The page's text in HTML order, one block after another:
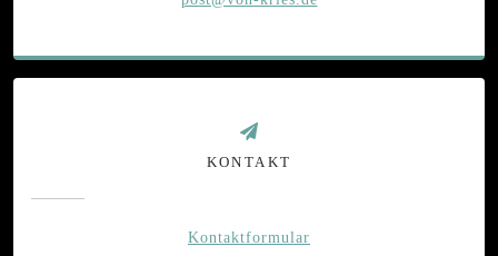
KONTAKT
Kontaktformular